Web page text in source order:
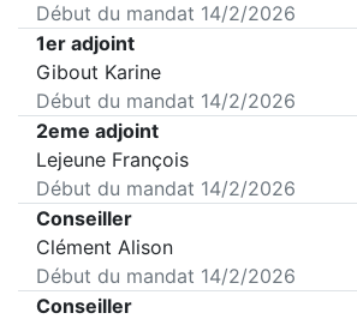
Début du mandat 14/2/2026
1er adjoint
Gibout Karine
Début du mandat 14/2/2026
2eme adjoint
Lejeune François
Début du mandat 14/2/2026
Conseiller
Clément Alison
Début du mandat 14/2/2026
Conseiller